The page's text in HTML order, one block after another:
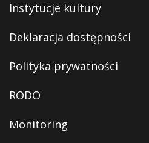
Instytucje kultury
Deklaracja dostępności
Polityka prywatności
RODO
Monitoring